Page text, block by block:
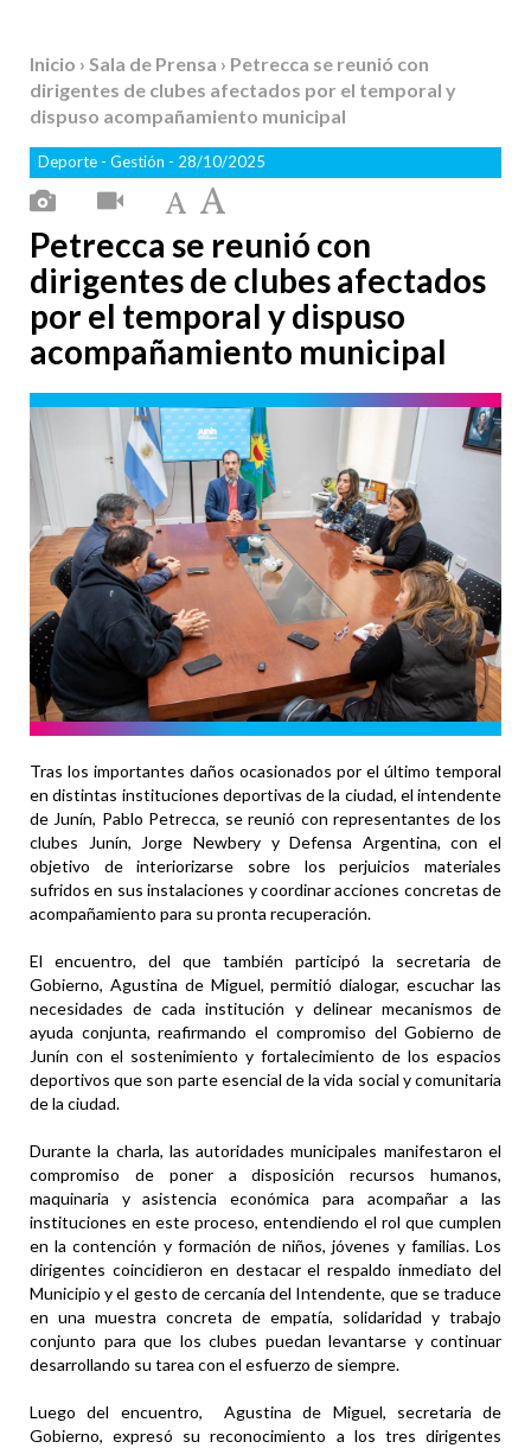
Inicio › Sala de Prensa › Petrecca se reunió con
dirigentes de clubes afectados por el temporal y
dispuso acompañamiento municipal
Deporte - Gestión - 28/10/2025
Petrecca se reunió con
dirigentes de clubes afectados
por el temporal y dispuso
acompañamiento municipal
Tras los importantes daños ocasionados por el último temporal
en distintas instituciones deportivas de la ciudad, el intendente
de Junín, Pablo Petrecca, se reunió con representantes de los
clubes Junín, Jorge Newbery y Defensa Argentina, con el
objetivo de interiorizarse sobre los perjuicios materiales
sufridos en sus instalaciones y coordinar acciones concretas de
acompañamiento para su pronta recuperación.
El encuentro, del que también participó la secretaria de
Gobierno, Agustina de Miguel, permitió dialogar, escuchar las
necesidades de cada institución y delinear mecanismos de
ayuda conjunta, reafirmando el compromiso del Gobierno de
Junín con el sostenimiento y fortalecimiento de los espacios
deportivos que son parte esencial de la vida social y comunitaria
de la ciudad.
Durante la charla, las autoridades municipales manifestaron el
compromiso de poner a disposición recursos humanos,
maquinaria y asistencia económica para acompañar a las
instituciones en este proceso, entendiendo el rol que cumplen
en la contención y formación de niños, jóvenes y familias. Los
dirigentes coincidieron en destacar el respaldo inmediato del
Municipio y el gesto de cercanía del Intendente, que se traduce
en una muestra concreta de empatía, solidaridad y trabajo
conjunto para que los clubes puedan levantarse y continuar
desarrollando su tarea con el esfuerzo de siempre.
Luego del encuentro, Agustina de Miguel, secretaria de
Gobierno, expresó su reconocimiento a los tres dirigentes